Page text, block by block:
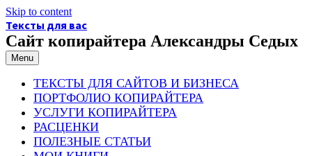
Skip to content
Тексты для вас
Сайт копирайтера Александры Седых
Menu
ТЕКСТЫ ДЛЯ САЙТОВ И БИЗНЕСА
ПОРТФОЛИО КОПИРАЙТЕРА
УСЛУГИ КОПИРАЙТЕРА
РАСЦЕНКИ
ПОЛЕЗНЫЕ СТАТЬИ